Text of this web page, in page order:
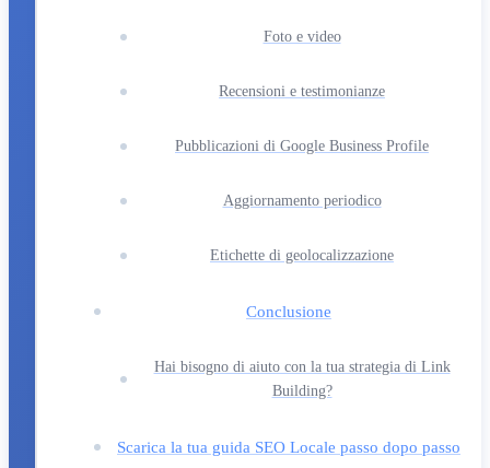
Foto e video
Recensioni e testimonianze
Pubblicazioni di Google Business Profile
Aggiornamento periodico
Etichette di geolocalizzazione
Conclusione
Hai bisogno di aiuto con la tua strategia di Link
Building?
Scarica la tua guida SEO Locale passo dopo passo